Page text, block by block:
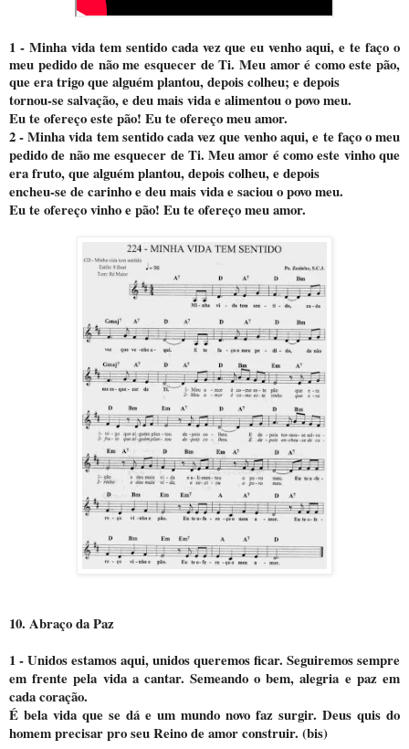
1 - Minha vida tem sentido cada vez que eu venho aqui, e te faço o
meu pedido de não me esquecer de Ti. Meu amor é como este pão,
que era trigo que alguém plantou, depois colheu; e depois
tornou-se salvação, e deu mais vida e alimentou o povo meu.
Eu te ofereço este pão! Eu te ofereço meu amor.
2 - Minha vida tem sentido cada vez que venho aqui, e te faço o meu
pedido de não me esquecer de Ti. Meu amor é como este vinho que
era fruto, que alguém plantou, depois colheu, e depois
encheu-se de carinho e deu mais vida e saciou o povo meu.
Eu te ofereço vinho e pão! Eu te ofereço meu amor.
10. Abraço da Paz
1 - Unidos estamos aqui, unidos queremos ficar. Seguiremos sempre
em frente pela vida a cantar. Semeando o bem, alegria e paz em
cada coração.
É bela vida que se dá e um mundo novo faz surgir. Deus quis do
homem precisar pro seu Reino de amor construir. (bis)